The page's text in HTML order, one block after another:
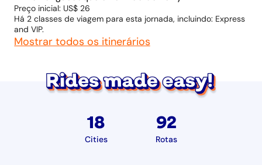
Preço inicial: US$ 26
Há 2 classes de viagem para esta jornada, incluindo: Express
and VIP.
Mostrar todos os itinerários
18
Cities
92
Rotas